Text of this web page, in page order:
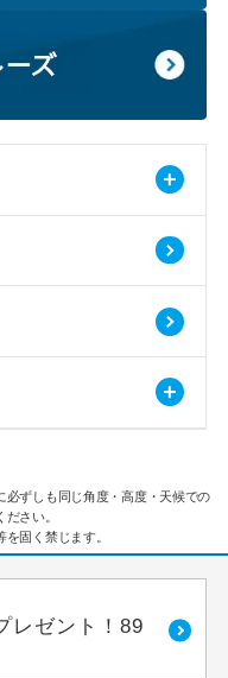
ずしも同じ角度・高度・天候での
さい。
固く禁じます。
レゼント！89